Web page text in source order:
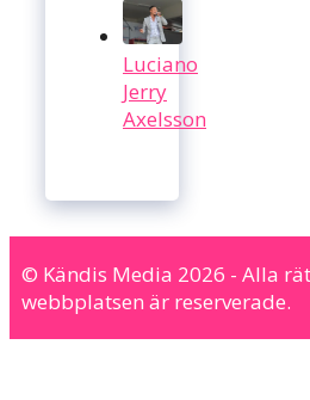
Luciano
Jerry
Axelsson
© Kändis Media 2026 - Alla
webbplatsen är reserverade.